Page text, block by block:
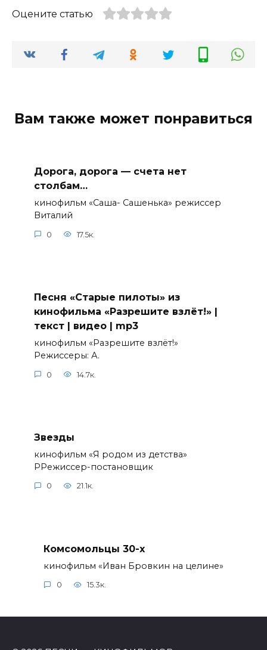
Оцените статью
Вам также может понравиться
Дорога, дорога — счета нет
столбам…
кинофильм «Саша- Сашенька» режиссер
Виталий
0 17.5к.
Песня «Старые пилоты» из
кинофильма «Разрешите взлёт!» |
текст | видео | mp3
кинофильм «Разрешите взлёт!»
Режиссеры: А.
0 14.7к.
Звезды
кинофильм «Я родом из детства»
РРежиссер-постановщик
0 21.1к.
Комсомольцы 30-x
кинофильм «Иван Бровкин на целине»
0 15.3к.